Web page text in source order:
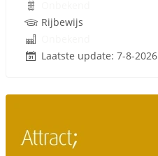
Rijbewijs
Laatste update: 7-8-2026